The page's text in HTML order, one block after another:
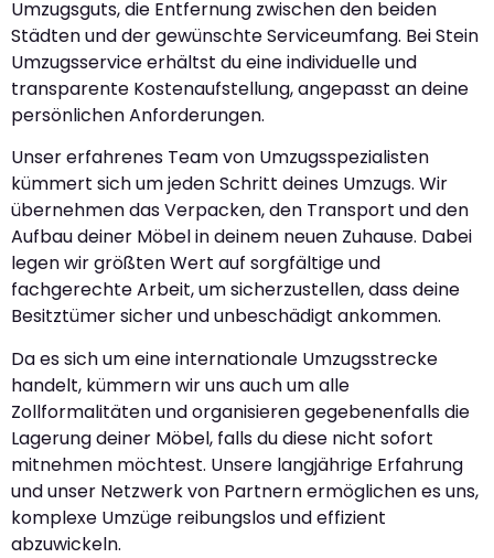
Umzugsguts, die Entfernung zwischen den beiden
Städten und der gewünschte Serviceumfang. Bei Stein
Umzugsservice erhältst du eine individuelle und
transparente Kostenaufstellung, angepasst an deine
persönlichen Anforderungen.
Unser erfahrenes Team von Umzugsspezialisten
kümmert sich um jeden Schritt deines Umzugs. Wir
übernehmen das Verpacken, den Transport und den
Aufbau deiner Möbel in deinem neuen Zuhause. Dabei
legen wir größten Wert auf sorgfältige und
fachgerechte Arbeit, um sicherzustellen, dass deine
Besitztümer sicher und unbeschädigt ankommen.
Da es sich um eine internationale Umzugsstrecke
handelt, kümmern wir uns auch um alle
Zollformalitäten und organisieren gegebenenfalls die
Lagerung deiner Möbel, falls du diese nicht sofort
mitnehmen möchtest. Unsere langjährige Erfahrung
und unser Netzwerk von Partnern ermöglichen es uns,
komplexe Umzüge reibungslos und effizient
abzuwickeln.